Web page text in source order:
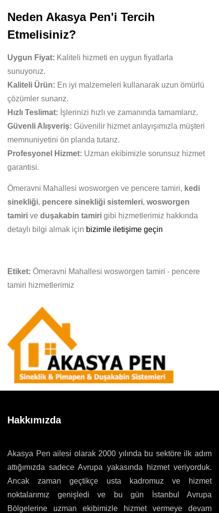
Neden Akasya Pen'i Tercih
Etmelisiniz?
Uygun Fiyat: Kaliteli hizmeti en uygun fiyatlarla
sunuyoruz.
Kaliteli Ürün: En iyi malzemeleri kullanarak uzun ömürlü
çözümler sunarız.
Hızlı Teslimat: İşlerinizi hızlı ve zamanında tamamlarız.
Güvenli Alışveriş: Güvenilir hizmet anlayışımızla müşteri
memnuniyetini ön planda tutarız.
Profesyonel Hizmet: Uzman ekibimizle sorunsuz hizmet
garantisi.
Ömeravni Mahallesi wosworgen ve pencere tamiri, kedi
sinekliği, pencere sinekliği sistemleri, wosworgen
tamiri ve duşakabin tamiri gibi hizmetlerimiz hakkında
detaylı bilgi almak için bizimle iletişime geçin
Etiket: Ömeravni Mahallesi wosworgen tamiri - pencere
tamiri hizmetlerimiz
Hakkımızda
Akasya Pen ailesi olarak 2000 yılında bu sektöre ilk adım
attığımızda sadece Avrupa yakasında hizmet veriyorduk.
Ancak zaman geçtikçe usta kadromuz ve hizmet
noktalarımız genişledi ve bu gün İstanbul Avrupa
Bölgelerine uzman ekibimizle hizmet vermeye devam